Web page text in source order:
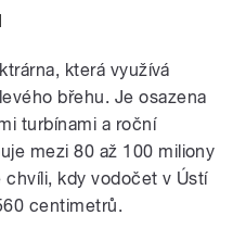
která využívá
břehu. Je osazena
turbínami a roční
mezi 80 až 100 miliony
chvíli, kdy vodočet v Ústí
centimetrů.